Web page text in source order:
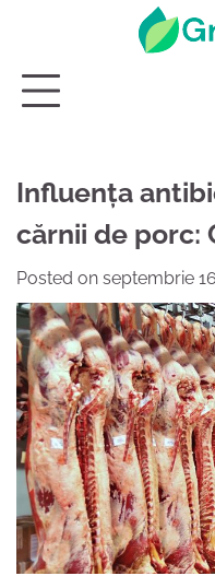
Influența
cărnii de porc:
Posted on septembrie